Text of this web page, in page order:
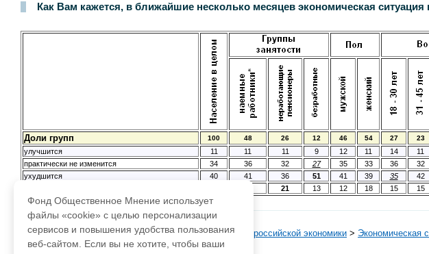
Как Вам кажется, в ближайшие несколько месяцев экономическая
Доли групп 100 48 26 12 46 54 27 23
улучшится 11 11 11 9 12 11 14 11
практически не изменится
34 36 32 27 35 33 36 32
ухудшится
40 41 36 51 41 39 35 42
21 13 12 18 15 15
База данных ФОМ>Экономика и бизнес>Состояние российской экономики > Экономическая
Фонд Общественное Мнение использует
файлы «cookie» с целью персонализации
сервисов и повышения удобства пользования
веб-сайтом. Если вы не хотите, чтобы ваши